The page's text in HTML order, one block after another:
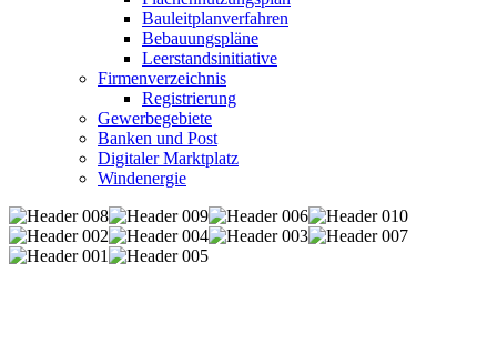
Bauleitplanverfahren
Bebauungspläne
Leerstandsinitiative
Firmenverzeichnis
Registrierung
Gewerbegebiete
Banken und Post
Digitaler Marktplatz
Windenergie